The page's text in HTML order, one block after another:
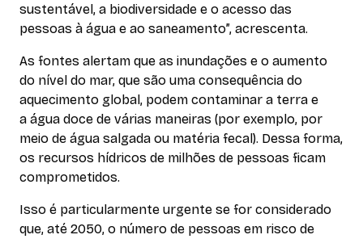
sustentável, a biodiversidade e o acesso das
pessoas à água e ao saneamento”, acrescenta.
As fontes alertam que as inundações e o aumento
do nível do mar, que são uma consequência do
aquecimento global, podem contaminar a terra e
a água doce de várias maneiras (por exemplo, por
meio de água salgada ou matéria fecal). Dessa forma,
os recursos hídricos de milhões de pessoas ficam
comprometidos.
Isso é particularmente urgente se for considerado
que, até 2050, o número de pessoas em risco de